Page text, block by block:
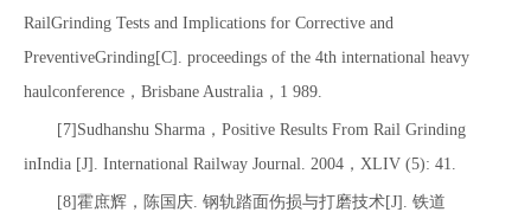
RailGrinding Tests and Implications for Corrective and
PreventiveGrinding[C]. proceedings of the 4th international heavy
haulconference，Brisbane Australia，1 989.
[7]Sudhanshu Sharma，Positive Results From Rail Grinding
inIndia [J]. International Railway Journal. 2004，XLIV (5): 41.
[8]霍庶辉，陈国庆. 钢轨踏面伤损与打磨技术[J]. 铁道